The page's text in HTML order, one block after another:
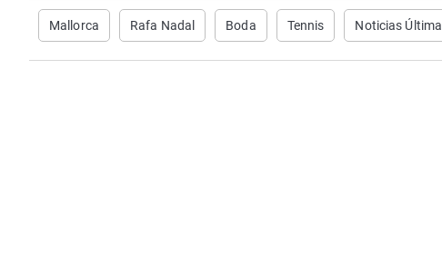
Mallorca Rafa Nadal Boda Tennis Noticias